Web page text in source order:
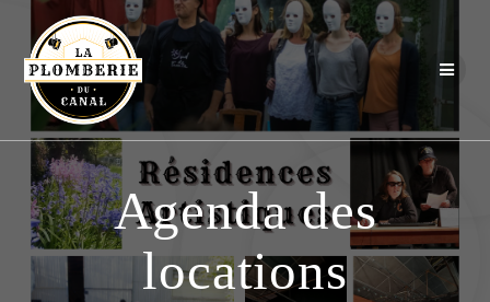
Passer
au
contenu
Agenda des
locations